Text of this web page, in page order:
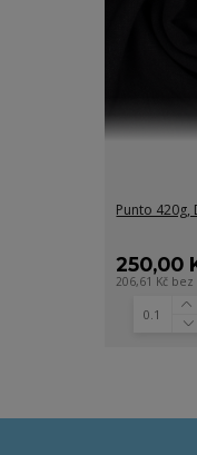
Punto 420g,
250,00
206,61 Kč bez